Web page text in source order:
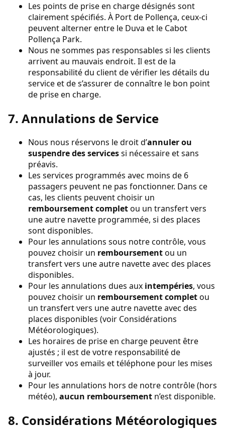
Les points de prise en charge désignés sont
clairement spécifiés. À Port de Pollença, ceux-ci
peuvent alterner entre le Duva et le Cabot
Pollença Park.
Nous ne sommes pas responsables si les clients
arrivent au mauvais endroit. Il est de la
responsabilité du client de vérifier les détails du
service et de s’assurer de connaître le bon point
de prise en charge.
7. Annulations de Service
Nous nous réservons le droit d’annuler ou
suspendre des servicessi nécessaire et sans
préavis.
Les services programmés avec moins de 6
passagers peuvent ne pas fonctionner. Dans ce
cas, les clients peuvent choisir un
remboursement completou un transfert vers
une autre navette programmée, si des places
sont disponibles.
Pour les annulations sous notre contrôle, vous
pouvez choisir un remboursementou un
transfert vers une autre navette avec des places
disponibles.
Pour les annulations dues aux intempéries, vous
pouvez choisir un remboursement completou
un transfert vers une autre navette avec des
places disponibles (voir Considérations
Météorologiques).
Les horaires de prise en charge peuvent être
ajustés ; il est de votre responsabilité de
surveiller vos emails et téléphone pour les mises
à jour.
Pour les annulations hors de notre contrôle (hors
météo), aucun remboursement n’est disponible.
8. Considérations Météorologiques